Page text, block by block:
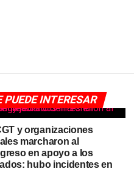
PUEDE INTERESAR
y organizaciones
marcharon al
en apoyo a los
hubo incidentes en